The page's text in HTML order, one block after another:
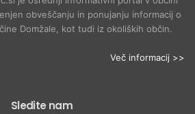
obveščanju in ponujanju informacij o
Domžale, kot tudi iz okoliških občin.
Več informacij >>
Sledite nam